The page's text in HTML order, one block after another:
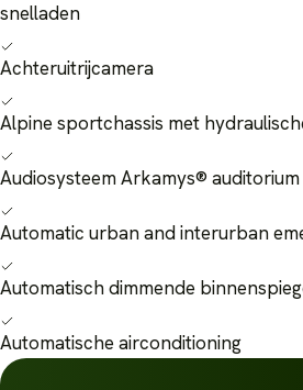
snelladen
Achteruitrijcamera
Alpine sportchassis met
Audiosysteem Arkamys®
Automatic urban and interurban
Automatisch dimmende
Automatische airconditioning